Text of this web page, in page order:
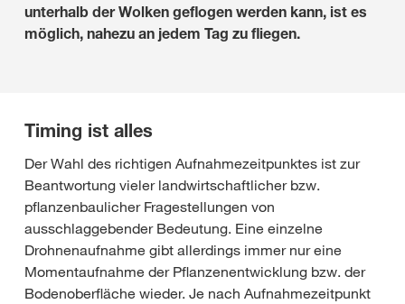
unterhalb der Wolken geflogen werden kann, ist es
möglich, nahezu an jedem Tag zu fliegen.
Timing ist alles
Der Wahl des richtigen Aufnahmezeitpunktes ist zur
Beantwortung vieler landwirtschaftlicher bzw.
pflanzenbaulicher Fragestellungen von
ausschlaggebender Bedeutung. Eine einzelne
Drohnenaufnahme gibt allerdings immer nur eine
Momentaufnahme der Pflanzenentwicklung bzw. der
Bodenoberfläche wieder. Je nach Aufnahmezeitpunkt